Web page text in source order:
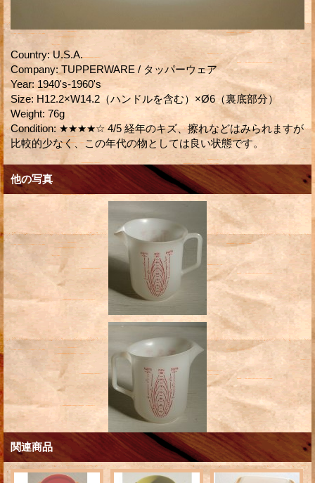
Country: U.S.A.
Company: TUPPERWARE / タッパーウェア
Year: 1940's-1960's
Size: H12.2×W14.2（ハンドルを含む）×Ø6（裏底部分）
Weight: 76g
Condition: ★★★★☆ 4/5 経年のキズ、擦れなどはみられますが
比較的少なく、この年代の物としては良い状態です。
他の写真
関連商品